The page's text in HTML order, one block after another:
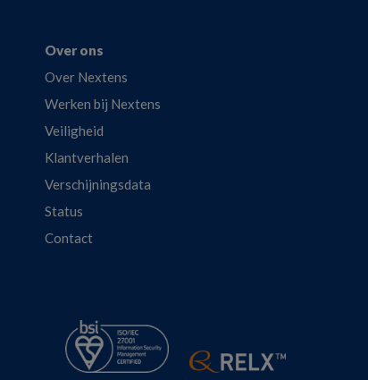
Over ons
Over Nextens
Werken bij Nextens
Veiligheid
Klantverhalen
Verschijningsdata
Status
Contact